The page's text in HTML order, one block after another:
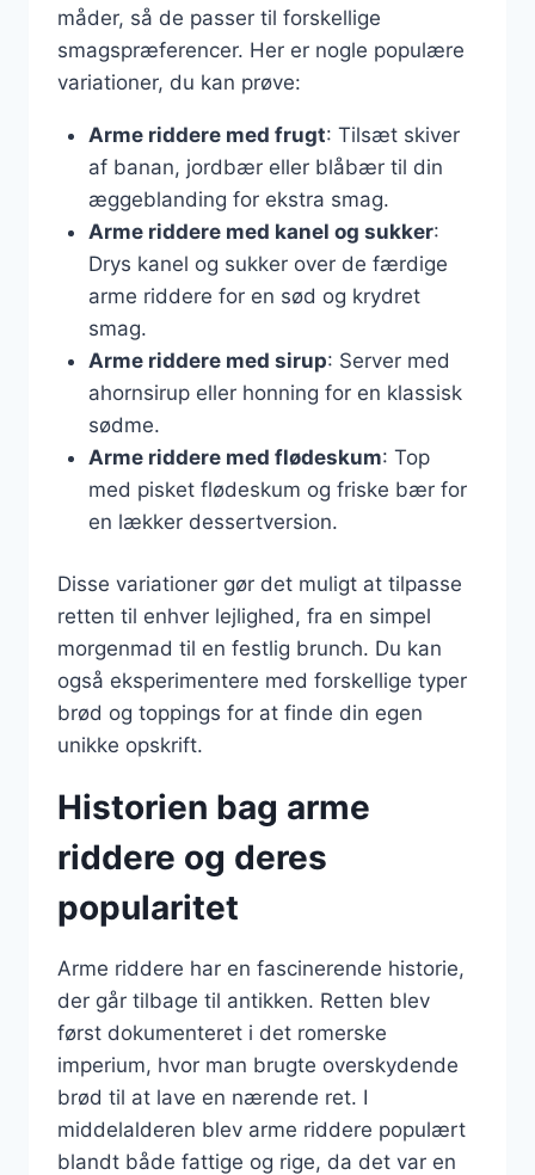
måder, så de passer til forskellige
smagspræferencer. Her er nogle populære
variationer, du kan prøve:
Arme riddere med frugt: Tilsæt skiver
af banan, jordbær eller blåbær til din
æggeblanding for ekstra smag.
Arme riddere med kanel og sukker:
Drys kanel og sukker over de færdige
arme riddere for en sød og krydret
smag.
Arme riddere med sirup: Server med
ahornsirup eller honning for en klassisk
sødme.
Arme riddere med flødeskum: Top
med pisket flødeskum og friske bær for
en lækker dessertversion.
Disse variationer gør det muligt at tilpasse
retten til enhver lejlighed, fra en simpel
morgenmad til en festlig brunch. Du kan
også eksperimentere med forskellige typer
brød og toppings for at finde din egen
unikke opskrift.
Historien bag arme
riddere og deres
popularitet
Arme riddere har en fascinerende historie,
der går tilbage til antikken. Retten blev
først dokumenteret i det romerske
imperium, hvor man brugte overskydende
brød til at lave en nærende ret. I
middelalderen blev arme riddere populært
blandt både fattige og rige, da det var en